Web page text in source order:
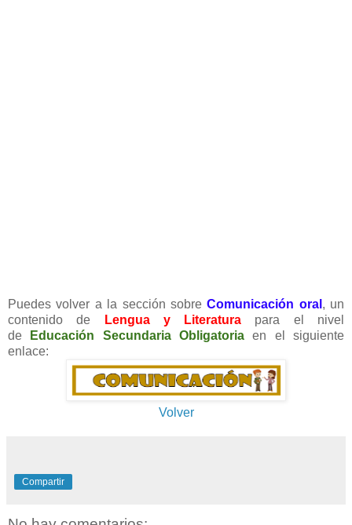
Puedes volver a la sección sobreComunicación oral , un
contenido de
Lengua y Literatura para el nivel
de
Educación Secundaria Obligatoria en el siguiente
enlace:
Volver
Compartir